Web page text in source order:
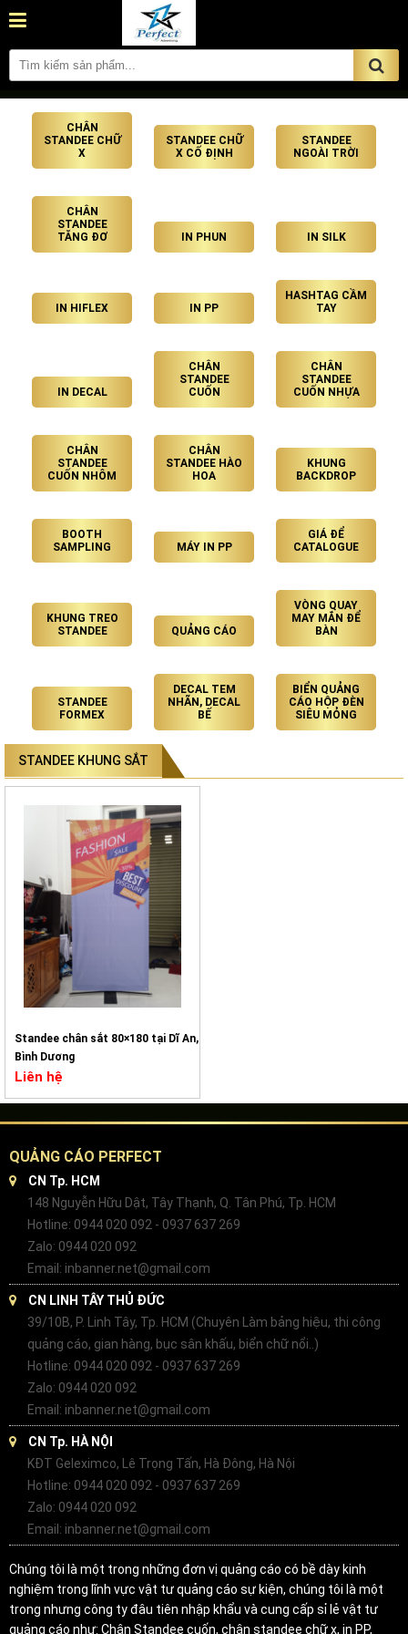
CHÂN
STANDEE CHỮ
X
STANDEE CHỮ
X CỐ ĐỊNH
STANDEE
NGOÀI TRỜI
CHÂN
STANDEE
TĂNG ĐƠ
IN PHUN IN SILK
IN HIFLEX IN PP
HASHTAG CẦM
TAY
IN DECAL
CHÂN
STANDEE
CUỐN
CHÂN
STANDEE
CUỐN NHỰA
CHÂN
STANDEE
CUỐN NHÔM
CHÂN
STANDEE HÀO
HOA
KHUNG
BACKDROP
BOOTH
SAMPLING
MÁY IN PP
GIÁ ĐỂ
CATALOGUE
KHUNG TREO
STANDEE
QUẢNG CÁO
VÒNG QUAY
MAY MẮN ĐỂ
BÀN
STANDEE
FORMEX
DECAL TEM
NHÃN, DECAL
BẾ
BIỂN QUẢNG
CÁO HỘP ĐÈN
SIÊU MỎNG
STANDEE KHUNG SẮT
Standee chân sắt 80×180 tại Dĩ An,
Bình Dương
Liên hệ
QUẢNG CÁO PERFECT
CN Tp. HCM
148 Nguyễn Hữu Dật, Tây Thạnh, Q. Tân Phú, Tp. HCM
Hotline: 0944 020 092 - 0937 637 269
Zalo: 0944 020 092
Email: inbanner.net@gmail.com
CN LINH TÂY THỦ ĐỨC
39/10B, P. Linh Tây, Tp. HCM (Chuyên Làm bảng hiệu, thi công
quảng cáo, gian hàng, bục sân khấu, biển chữ nổi..)
Hotline: 0944 020 092 - 0937 637 269
Zalo: 0944 020 092
Email: inbanner.net@gmail.com
CN Tp. HÀ NỘI
KĐT Geleximco, Lê Trọng Tấn, Hà Đông, Hà Nội
Hotline: 0944 020 092 - 0937 637 269
Zalo: 0944 020 092
Email: inbanner.net@gmail.com
Chúng tôi là một trong những đơn vị quảng cáo có bề dày kinh
nghiệm trong lĩnh vực vật tư quảng cáo sự kiện, chúng tôi là một
trong nhưng công ty đâu tiên nhập khẩu và cung cấp sỉ lẻ vật tư
quảng cáo như: Chân Standee cuốn, chân standee chữ x, in PP,